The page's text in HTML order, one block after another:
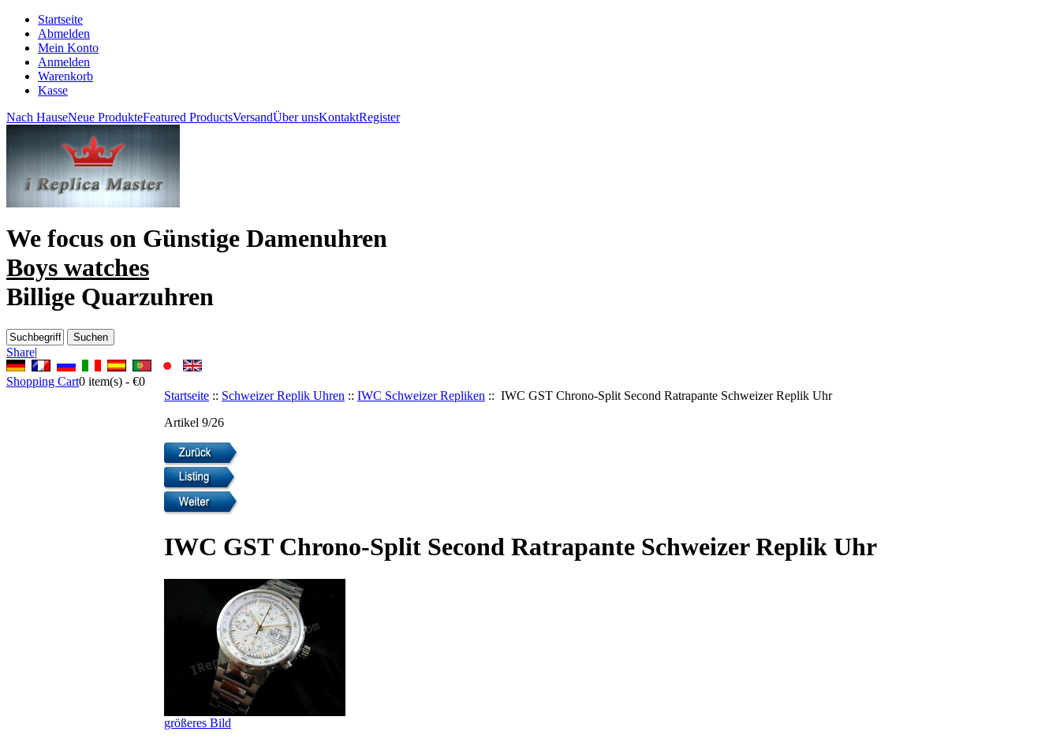
Startseite
Abmelden
Mein Konto
Anmelden
Warenkorb
Kasse
Nach HauseNeue ProdukteFeatured ProductsVersandÜber unsKontaktRegister
We focus on Günstige Damenuhren
Boys watches
Billige Quarzuhren
Share|
Shopping Cart0 item(s) - €0
Startseite :: Schweizer Replik Uhren :: IWC Schweizer Repliken :: IWC GST Chrono-Split Second Ratrapante Schweizer Replik Uhr
Artikel 9/26
IWC GST Chrono-Split Second Ratrapante Schweizer Replik Uhr
größeres Bild